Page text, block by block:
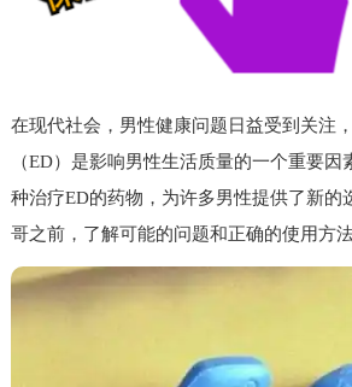
在现代社会，男性健康问题日益受到关注
（ED）是影响男性生活质量的一个重要
种治疗ED的药物，为许多男性提供了新的
哥之前，了解可能的问题和正确的使用方法